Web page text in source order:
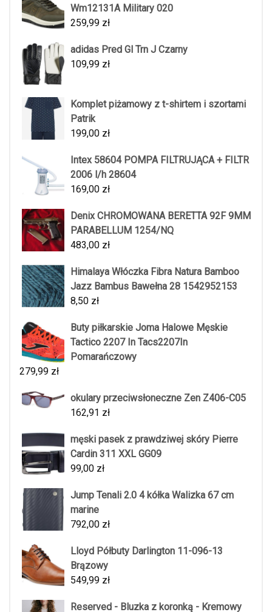
Wm12131A Military 020
259,99 zł
adidas Pred Gl Trn J Czarny
109,99 zł
Komplet piżamowy z t-shirtem i szortami
Patrik
199,00 zł
Intex 58604 POMPA FILTRUJĄCA + FILTR
2006 l/h 28604
169,00 zł
Denix CHROMOWANA BERETTA 92F 9MM
PARABELLUM 1254/NQ
483,00 zł
Himalaya Włóczka Fibra Natura Bamboo
Jazz Bambus Bawełna 28 1542952153
8,50 zł
Buty piłkarskie Joma Halowe Męskie
Tactico 2207 In Tacs2207In
Pomarańczowy
279,99 zł
okulary przeciwsłoneczne Zen Z406-C05
162,91 zł
męski pasek z prawdziwej skóry Pierre
Cardin 311 XXL GG09
99,00 zł
Jump Tenali 2.0 4 kółka Walizka 67 cm
marine
792,00 zł
Lloyd Półbuty Darlington 11-096-13
Brązowy
549,99 zł
Reserved - Bluzka z koronką - Kremowy